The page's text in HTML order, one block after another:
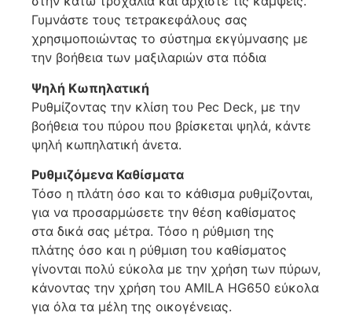
Γυμνάστε τους τετρακεφάλους σας
χρησιμοποιώντας το σύστημα εκγύμνασης με
την βοήθεια των μαξιλαριών στα πόδια
Ψηλή Κωπηλατική
Ρυθμίζοντας την κλίση του Pec Deck, με την
βοήθεια του πύρου που βρίσκεται ψηλά, κάντε
ψηλή κωπηλατική άνετα.
Ρυθμιζόμενα Καθίσματα
Τόσο η πλάτη όσο και το κάθισμα ρυθμίζονται,
για να προσαρμώσετε την θέση καθίσματος
στα δικά σας μέτρα. Τόσο η ρύθμιση της
πλάτης όσο και η ρύθμιση του καθίσματος
γίνονται πολύ εύκολα με την χρήση των πύρων,
κάνοντας την χρήση του AMILA HG650 εύκολα
για όλα τα μέλη της οικογένειας.